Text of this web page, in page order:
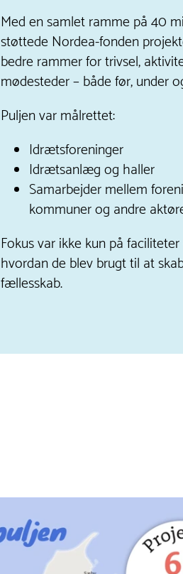
Med en samlet ramme på 40
støttede Nordea-fonden
bedre rammer for trivsel,
mødesteder – både før, under
Puljen var målrettet:
Idrætsforeninger
Idrætsanlæg og haller
Samarbejder mellem
kommuner og andre
Fokus var ikke kun på
hvordan de blev brugt til at
fællesskab.